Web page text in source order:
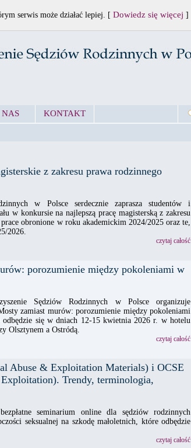
NAS KONTAKT
z zakresu prawa rodzinnego
w Polsce serdecznie zaprasza studentów i
w konkursie na najlepszą pracę magisterską z zakresu
obronione w roku akademickim 2024/2025 oraz te,
2026.
czytaj całość
porozumienie między pokoleniami w
Sędziów Rodzinnych w Polsce organizuje
zamiast murów: porozumienie między pokoleniami
się w dniach 12-15 kwietnia 2026 r. w hotelu
Olsztynem a Ostródą.
czytaj całość
Abuse & Exploitation Materials) i OCSE
Trendy, terminologia,
seminarium online dla sędziów rodzinnych
seksualnej na szkodę małoletnich, które odbędzie
czytaj całość
serwis może działać lepiej. [ Dowiedz się więcej ]